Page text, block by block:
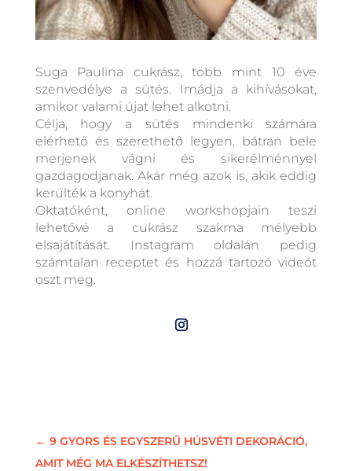
Suga Paulina cukrász, több mint 10 éve
szenvedélye a sütés. Imádja a kihívásokat,
amikor valami újat lehet alkotni.
Célja, hogy a sütés mindenki számára
elérhető és szerethető legyen, bátran bele
merjenek vágni és sikerélménnyel
gazdagodjanak. Akár még azok is, akik eddig
kerülték a konyhát.
Oktatóként, online workshopjain teszi
lehetővé a cukrász szakma mélyebb
elsajátítását. Instagram oldalán pedig
számtalan receptet és hozzá tartozó videót
oszt meg.
← 9 GYORS ÉS EGYSZERŰ HÚSVÉTI DEKORÁCIÓ,
AMIT MÉG MA ELKÉSZÍTHETSZ!